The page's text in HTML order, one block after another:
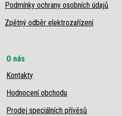
Podmínky ochrany osobních údajů
Zpětný odběr elektrozařízení
O nás
Kontakty
Hodnocení obchodu
Prodej speciálních přívěsů